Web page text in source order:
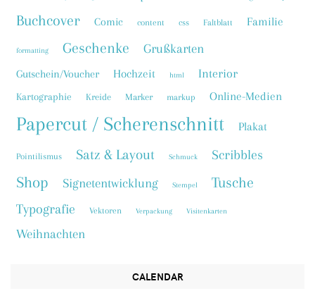
Buchcover Comic content css Faltblatt Familie
formatting Geschenke Grußkarten
Gutschein/Voucher Hochzeit html Interior
Kartographie Kreide Marker markup Online-Medien
Papercut / Scherenschnitt Plakat
Pointilismus Satz & Layout Schmuck Scribbles
Shop Signetentwicklung Stempel Tusche
Typografie Vektoren Verpackung Visitenkarten
Weihnachten
CALENDAR